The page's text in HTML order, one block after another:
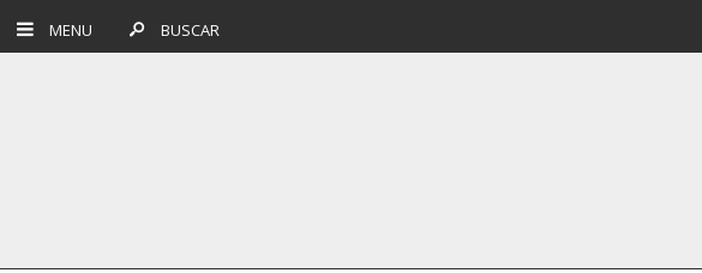
MENU BUSCAR